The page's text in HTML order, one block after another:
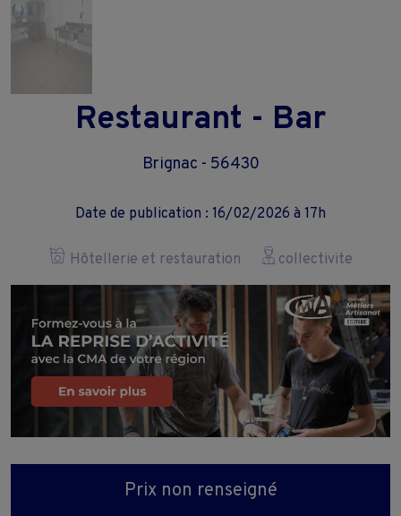
Restaurant - Bar
Brignac - 56430
Date de publication : 16/02/2026 à 17h
Hôtellerie et restauration collectivite
Prix non renseigné